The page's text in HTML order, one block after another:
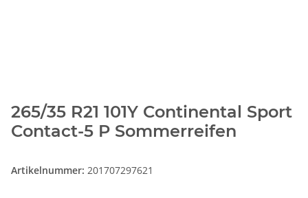
265/35 R21 101Y Continental Sport
Contact-5 P Sommerreifen
Artikelnummer: 201707297621